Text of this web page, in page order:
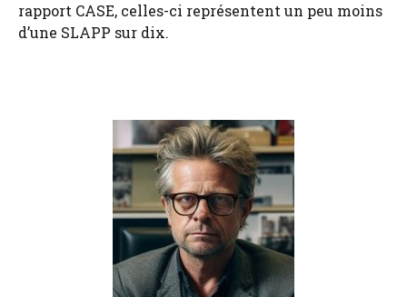
rapport CASE, celles-ci représentent un peu moins
d’une SLAPP sur dix.